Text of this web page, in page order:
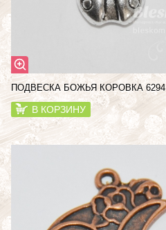
ПОДВЕСКА БОЖЬЯ КОРОВКА 6294
В КОРЗИНУ